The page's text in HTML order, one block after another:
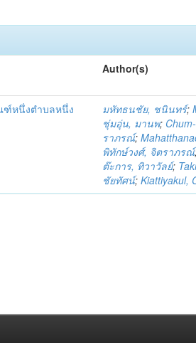
Author(s)
ฑ์หนึ่งตำบลหนึ่ง
มหัทธนชัย, ชนินทร์;
ชุ่มอุ่น, มานพ;
ราภรณ์;
พิทักษ์วงศ์, จิตราภรณ์
ต๊ะการ, ทิวาวัลย์;
ชัยทัศน์;Kiattiyakul,